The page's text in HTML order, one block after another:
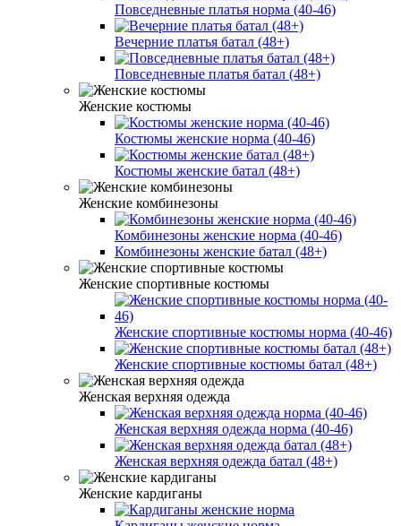
Повседневные платья норма (40-46)
Вечерние платья батал (48+)
Повседневные платья батал (48+)
Женские костюмы
Костюмы женские норма (40-46)
Костюмы женские батал (48+)
Женские комбинезоны
Комбинезоны женские норма (40-46)
Комбинезоны женские батал (48+)
Женские спортивные костюмы
Женские спортивные костюмы норма (40-46)
Женские спортивные костюмы батал (48+)
Женская верхняя одежда
Женская верхняя одежда норма (40-46)
Женская верхняя одежда батал (48+)
Женские кардиганы